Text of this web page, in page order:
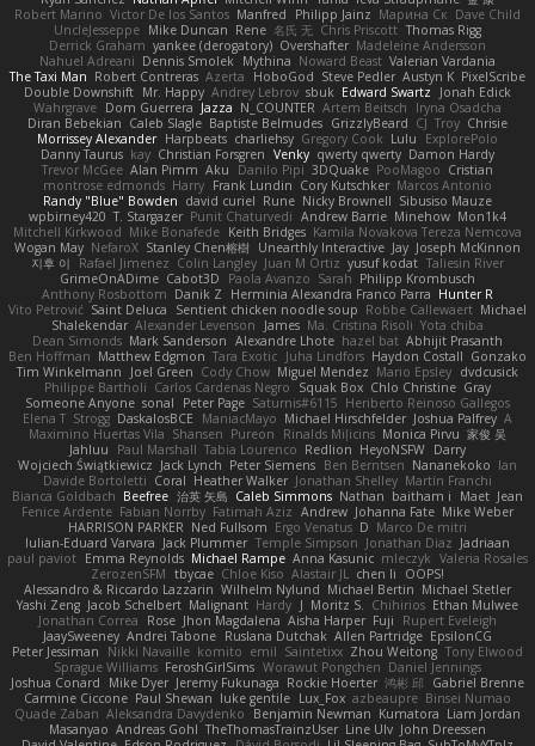
Robert Marino Victor De los Santos Manfred Philipp Jainz Марина Ск Dave Child
UncleJesseppe Mike Duncan Rene 名氏 无 Chris Priscott Thomas Rigg
Derrick Graham yankee (derogatory) Overshafter Madeleine Andersson
Nahuel Adreani Dennis Smolek Mythina Noward Beast Valerian Vardania
The Taxi Man Robert Contreras Azerta HoboGod Steve Pedler Austyn K PixelScribe
Double Downshift Mr. Happy Andrey Lebrov sbuk Edward Swartz
Jonah Edick
Wahrgrave Dom Guerrera Jazza N_COUNTER Artem Beitsch
Iryna Osadcha
Diran Bebekian Caleb Slagle Baptiste Belmudes GrizzlyBeard CJ Troy Chrisie
Morrissey Alexander Harpbeats charliehsy Gregory Cook Lulu
ExplorePolo
Danny Taurus kay Christian Forsgren Venky qwerty qwerty Damon Hardy
Trevor McGee Alan Pimm Aku Danilo Pipi 3DQuake PooMagoo Cristian
montrose edmonds Harry Frank Lundin Cory Kutschker Marcos Antonio
Randy "Blue" Bowden david curiel Rune Nicky Brownell Sibusiso Mauze
wpbirney420 T. Stargazer Punit Chaturvedi Andrew Barrie Minehow Mon1k4
Mitchell Kirkwood Mike Bonafede Keith Bridges Kamila Novakova Tereza Nemcova
Wogan May NefaroX Stanley Chen榕樹 Unearthly Interactive Jay Joseph McKinnon
지후 이
Rafael Jimenez Colin Langley Juan M Ortiz yusuf kodat Taliesin River
GrimeOnADime Cabot3D Paola Avanzo Sarah Philipp Krombusch
Anthony Rosbottom Danik Z Herminia Alexandra Franco Parra Hunter R
Vito Petrović Saint Deluca Sentient chicken noodle soup Robbe Callewaert Michael
Shalekendar Alexander Levenson James Ma. Cristina Risoli Yota chiba
Dean Simonds Mark Sanderson Alexandre Lhote hazel bat Abhijit Prasanth
Ben Hoffman Matthew Edgmon Tara Exotic Juha Lindfors Haydon Costall Gonzako
Tim Winkelmann
Joel Green Cody Chow Miguel Mendez Mario Epsley dvdcusick
Philippe Bartholi Carlos Cardenas Negro Squak Box Chlo Christine Gray
Someone Anyone sonal Peter Page Saturnis#6115 Heriberto Reinoso Gallegos
Elena T Strogg DaskalosBCE ManiacMayo Michael Hirschfelder Joshua Palfrey A
Maximino Huertas Vila Shansen Pureon Rinalds Miļicins Monica Pirvu 家俊 吴
Jahluu
Paul Marshall Tabia Lourenco Redlion HeyoNSFW Darry
Wojciech Świątkiewicz Jack Lynch Peter Siemens Ben Berntsen Nananekoko Ian
Davide Bortoletti Coral Heather Walker Jonathan Shelley Martín Franchi
Bianca Goldbach Beefree 治英 矢島 Caleb Simmons Nathan baitham i Maet Jean
Fenice Ardente Fabian Norrby Fatimah Aziz Andrew Johanna Fate Mike Weber
HARRISON PARKER Ned Fullsom Ergo Venatus D Marco De mitri
Iulian-Eduard Varvara Jack Plummer Temple Simpson Jonathan Diaz Jadriaan
paul paviot Emma Reynolds Michael Rampe Anna Kasunic mleczyk Valeria Rosales
ZerozenSFM tbycae Chloe Kiso Alastair JL chen li
OOPS!
Alessandro & Riccardo Lazzarin Wilhelm Nylund Michael Bertin Michael Stetler
Yashi Zeng Jacob Schelbert Malignant Hardy J Moritz S. Chihirios Ethan Mulwee
Jonathan Correa
Rose Jhon Magdalena Aisha Harper Fuji
Rupert Eveleigh
JaaySweeney Andrei Tabone Ruslana Dutchak Allen Partridge EpsilonCG
Peter Jessiman
Nikki Navaille komito emil Saintetixx Zhou Weitong Tony Elwood
Sprague Williams FeroshGirlSims Worawut Pongchen Daniel Jennings
Joshua Conard
Mike Dyer Jeremy Fukunaga Rockie Hoerter 鸿彬 邱 Gabriel Brenne
Carmine Ciccone Paul Shewan luke gentile Lux_Fox azbeaupre Binsei Numao
Quade Zaban Aleksandra Davydenko Benjamin Newman Kumatora Liam Jordan
Masanyao Andreas Gohl TheThomasTrainzUser Line Ulv John Dreessen